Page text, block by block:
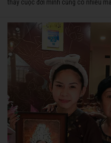
thấy cuộc đời mình cũng có nhiều
ngược nhận được những cơ may để
diễn”.